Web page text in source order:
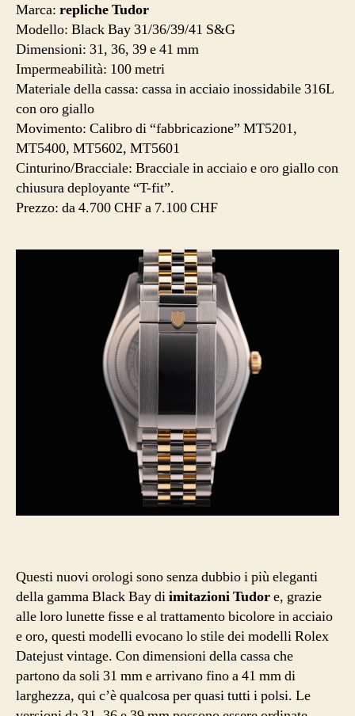
Marca: repliche Tudor
Modello: Black Bay 31/36/39/41 S&G
Dimensioni: 31, 36, 39 e 41 mm
Impermeabilità: 100 metri
Materiale della cassa: cassa in acciaio inossidabile 316L
con oro giallo
Movimento: Calibro di “fabbricazione” MT5201,
MT5400, MT5602, MT5601
Cinturino/Bracciale: Bracciale in acciaio e oro giallo con
chiusura deployante “T-fit”.
Prezzo: da 4.700 CHF a 7.100 CHF
Questi nuovi orologi sono senza dubbio i più eleganti
della gamma Black Bay diimitazioni Tudore, grazie
alle loro lunette fisse e al trattamento bicolore in acciaio
e oro, questi modelli evocano lo stile dei modelli Rolex
Datejust vintage. Con dimensioni della cassa che
partono da soli 31 mm e arrivano fino a 41 mm di
larghezza, qui c’è qualcosa per quasi tutti i polsi. Le